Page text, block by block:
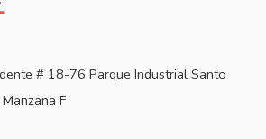
# 18-76 Parque Industrial Santo
F